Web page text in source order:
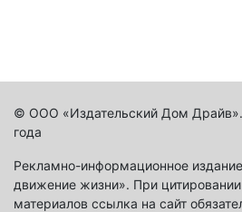
© ООО «Издательский Дом Драйв».
года
Рекламно-информационное
движение жизни». При
материалов ссылка на сайт